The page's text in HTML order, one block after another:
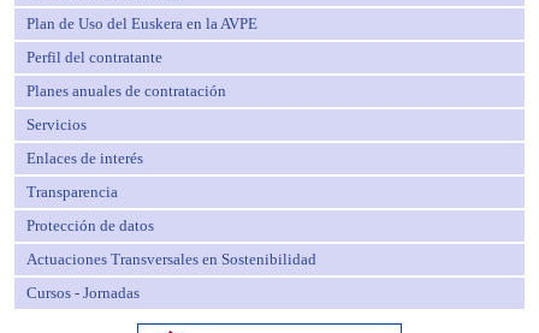
Plan de Uso del Euskera en la AVPE
Perfil del contratante
Planes anuales de contratación
Servicios
Enlaces de interés
Transparencia
Protección de datos
Actuaciones Transversales en Sostenibilidad
Cursos - Jornadas